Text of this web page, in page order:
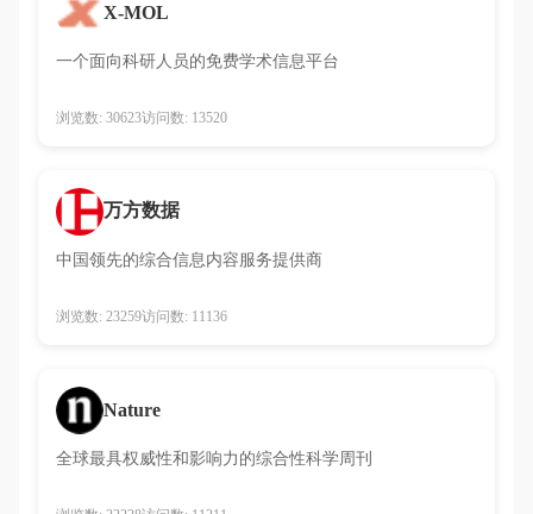
X-MOL
一个面向科研人员的免费学术信息平台
浏览数: 30623访问数: 13520
万方数据
中国领先的综合信息内容服务提供商
浏览数: 23259访问数: 11136
Nature
全球最具权威性和影响力的综合性科学周刊